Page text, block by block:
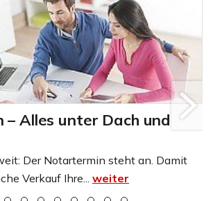
Alles unter Dach und
Der Notartermin steht an. Damit
Verkauf Ihre... weiter